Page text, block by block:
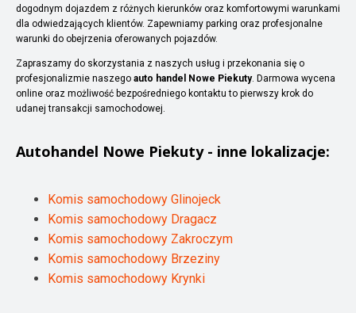
dogodnym dojazdem z różnych kierunków oraz komfortowymi warunkami
dla odwiedzających klientów. Zapewniamy parking oraz profesjonalne
warunki do obejrzenia oferowanych pojazdów.
Zapraszamy do skorzystania z naszych usług i przekonania się o
profesjonalizmie naszego auto handel Nowe Piekuty. Darmowa wycena
online oraz możliwość bezpośredniego kontaktu to pierwszy krok do
udanej transakcji samochodowej.
Autohandel Nowe Piekuty- inne lokalizacje:
Komis samochodowy Glinojeck
Komis samochodowy Dragacz
Komis samochodowy Zakroczym
Komis samochodowy Brzeziny
Komis samochodowy Krynki